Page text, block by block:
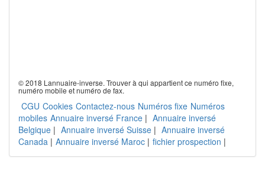
© 2018 Lannuaire-inverse. Trouver à qui appartient ce numéro fixe,
numéro mobile et numéro de fax.
CGU Cookies Contactez-nous Numéros fixe Numéros
mobiles Annuaire inversé France | Annuaire inversé
Belgique | Annuaire inversé Suisse | Annuaire inversé
Canada | Annuaire inversé Maroc | fichier prospection |